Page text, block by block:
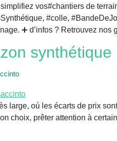
vos#chantiers de
#colle,
➕ d’infos ? Retrouvez
synthétique
large, où les écarts de prix
choix, prêter attention à